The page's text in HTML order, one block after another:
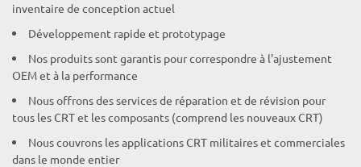
inventaire de conception actuel
Développement rapide et prototypage
Nos produits sont garantis pour correspondre à l'ajustement
OEM et à la performance
Nous offrons des services de réparation et de révision pour
tous les CRT et les composants (comprend les nouveaux CRT)
Nous couvrons les applications CRT militaires et commerciales
dans le monde entier